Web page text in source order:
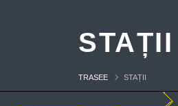
TRASEE STAȚII